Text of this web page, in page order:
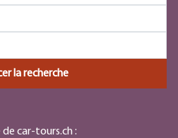
la recherche
car-tours.ch :